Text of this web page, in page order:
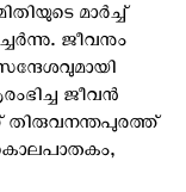
മാർച്ച്‌
ജീവനും
ജീവൻ